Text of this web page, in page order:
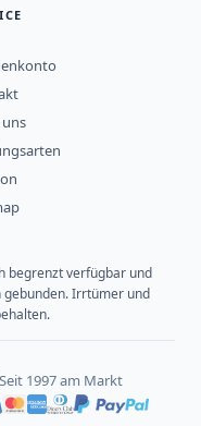
begrenzt verfügbar und
Irrtümer und
Seit 1997 am Markt